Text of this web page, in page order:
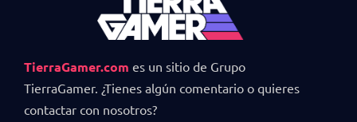
TierraGamer.com es un sitio de Grupo
TierraGamer. ¿Tienes algún comentario o quieres
contactar con nosotros?